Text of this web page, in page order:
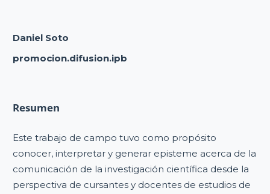
Daniel Soto
promocion.difusion.ipb
Resumen
Este trabajo de campo tuvo como propósito
conocer, interpretar y generar episteme acerca de la
comunicación de la investigación científica desde la
perspectiva de cursantes y docentes de estudios de